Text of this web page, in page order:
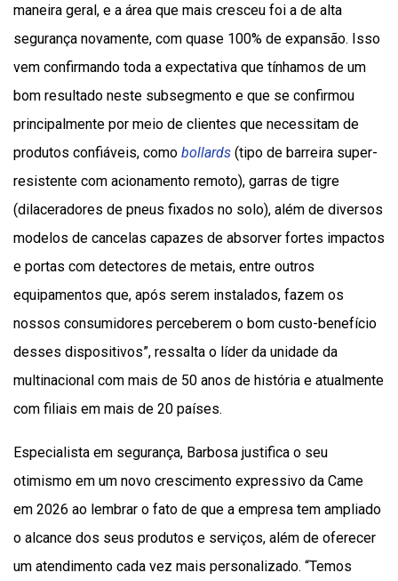
maneira geral, e a área que mais cresceu foi a de alta
segurança novamente, com quase 100% de expansão. Isso
vem confirmando toda a expectativa que tínhamos de um
bom resultado neste subsegmento e que se confirmou
principalmente por meio de clientes que necessitam de
produtos confiáveis, como bollards (tipo de barreira super-
resistente com acionamento remoto), garras de tigre
(dilaceradores de pneus fixados no solo), além de diversos
modelos de cancelas capazes de absorver fortes impactos
e portas com detectores de metais, entre outros
equipamentos que, após serem instalados, fazem os
nossos consumidores perceberem o bom custo-benefício
desses dispositivos”, ressalta o líder da unidade da
multinacional com mais de 50 anos de história e atualmente
com filiais em mais de 20 países.
Especialista em segurança, Barbosa justifica o seu
otimismo em um novo crescimento expressivo da Came
em 2026 ao lembrar o fato de que a empresa tem ampliado
o alcance dos seus produtos e serviços, além de oferecer
um atendimento cada vez mais personalizado. “Temos